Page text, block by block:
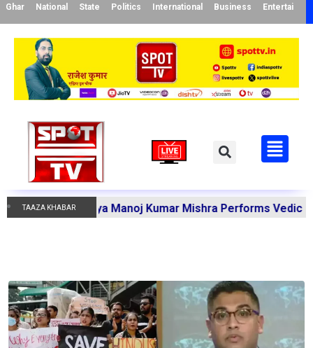
Ghar National State Politics International Business
TAAZA KHABAR
Acharya Manoj Kumar Mishra Performs Vedic